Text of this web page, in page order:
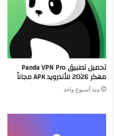
تحميل تطبيق Panda VPN Pro
مهكر 2026 للأندرويد APK مجاناً
منذ أسبوع واحد